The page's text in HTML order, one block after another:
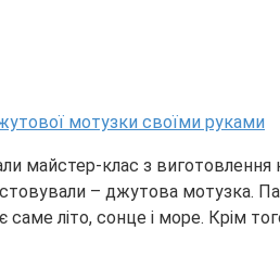
майстер-клас з виготовлення
– джутова мотузка.
саме літо, сонце і море. Крім